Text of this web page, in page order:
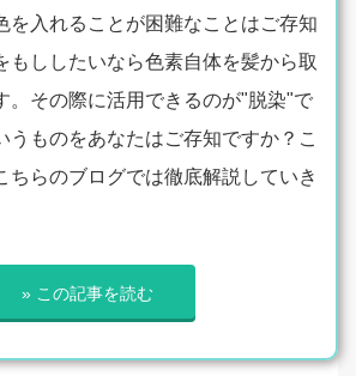
を入れることが困難なことはご存知
もししたいなら色素自体を髪から取
。その際に活用できるのが"脱染"で
うものをあなたはご存知ですか？こ
ちらのブログでは徹底解説していき
» この記事を読む